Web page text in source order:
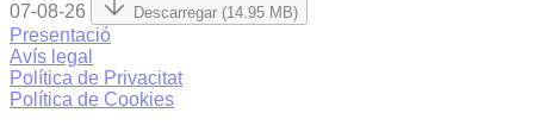
07-08-26 Descarregar (14.95 MB)
Presentació
Avís legal
Política de Privacitat
Política de Cookies